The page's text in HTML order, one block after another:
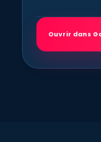
Ouvrir dans